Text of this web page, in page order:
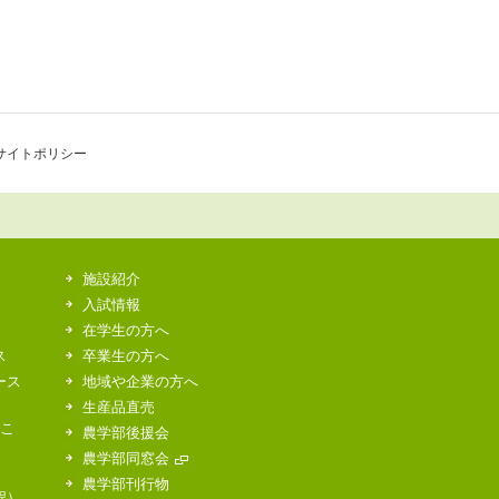
イトポリシー
ス
施設紹介
入試情報
在学生の方へ
卒業生の方へ
地域や企業の方へ
生産品直売
農学部後援会
農学部同窓会
農学部刊行物